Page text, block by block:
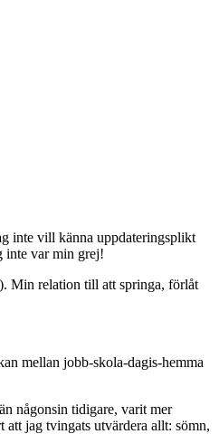
inte vill känna uppdateringsplikt
inte var min grej!
Min relation till att springa, förlåt
mellan jobb-skola-dagis-hemma
någonsin tidigare, varit mer
jag tvingats utvärdera allt: sömn,